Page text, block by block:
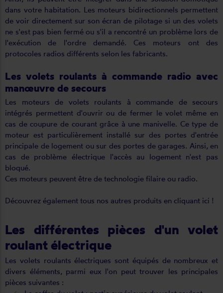
dans votre habitation. Les moteurs bidirectionnels permettent
de voir directement sur son écran de pilotage si un des volets
ne s'est pas bien fermé ou s'il a rencontré un problème lors de
l'exécution de l'ordre demandé. Ces moteurs ont des
protocoles radios différents selon les fabricants.
Les volets roulants à commande radio avec
manœuvre de secours
Les moteurs de volets roulants à commande de secours
intégrés permettent d'ouvrir ou de fermer le volet même en
cas de coupure de courant grâce à une manivelle. Ce type de
moteur est particulièrement installé sur des portes d'entrée
principale de logement ou sur des portes de garages. Ainsi, en
cas de problème électrique l'accès au logement n'est pas
bloqué.
Ces moteurs peuvent être de technologie filaire ou radio.
Découvrez également tous nos autres produits en cliquant ici !
Les différentes pièces d'un volet
roulant électrique
Les volets roulants électriques sont équipés de nombreux et
divers éléments, parmi eux l'on peut trouver les principales
pièces suivantes :